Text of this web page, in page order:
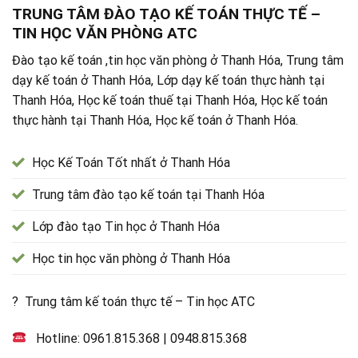
TRUNG TÂM ĐÀO TẠO KẾ TOÁN THỰC TẾ –
TIN HỌC VĂN PHÒNG ATC
Đào tạo kế toán ,tin học văn phòng ở Thanh Hóa, Trung tâm
dạy kế toán ở Thanh Hóa, Lớp dạy kế toán thực hành tại
Thanh Hóa, Học kế toán thuế tại Thanh Hóa, Học kế toán
thực hành tại Thanh Hóa, Học kế toán ở Thanh Hóa.
Học Kế Toán Tốt nhất ở Thanh Hóa
Trung tâm đào tạo kế toán tại Thanh Hóa
Lớp đào tạo Tin học ở Thanh Hóa
Học tin học văn phòng ở Thanh Hóa
? Trung tâm kế toán thực tế – Tin học ATC
Hotline:0961.815.368 |0948.815.368